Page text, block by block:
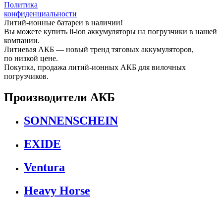
Политика
конфиденциальности
Литий-ионные батареи в наличии!
Вы можете купить li-ion аккумуляторы на погрузчики в нашей
компании.
Литиевая АКБ — новый тренд тяговых аккумуляторов,
по низкой цене.
Покупка, продажа литий-ионных АКБ для вилочных
погрузчиков.
Производители АКБ
SONNENSCHEIN
EXIDE
Ventura
Heavy Horse